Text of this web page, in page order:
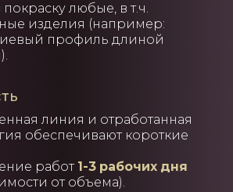
любые, в т.ч.
изделия (например:
профиль длиной
линия и отработанная
обеспечивают короткие
работ 1-3 рабочих дня
от объема).